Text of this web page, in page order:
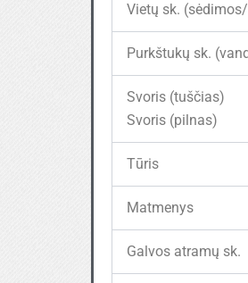
Vietų sk.
Purkštukų sk.
Svoris (tuščias)
Svoris (pilnas)
Tūris
Matmenys
Galvos atramų sk.